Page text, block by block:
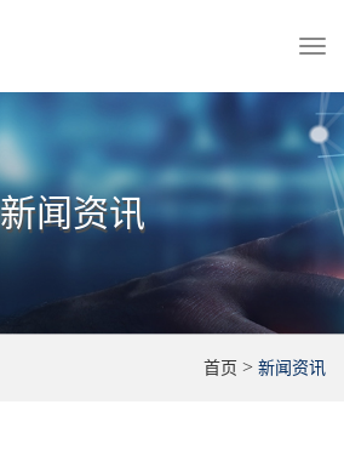
新闻资讯
首页 > 新闻资讯